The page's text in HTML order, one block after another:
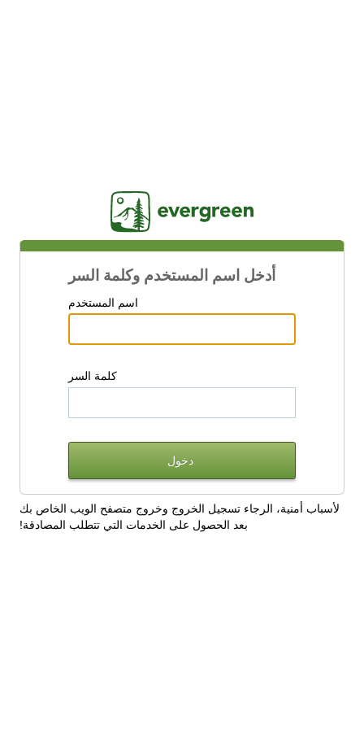
أدخل اسم المستخدم وكلمة السر
اسم المستخدم
كلمة السر
لأسباب أمنية، الرجاء تسجيل الخروج وخروج متصفح الويب الخاص بك
بعد الحصول على الخدمات التي تتطلب المصادقة!